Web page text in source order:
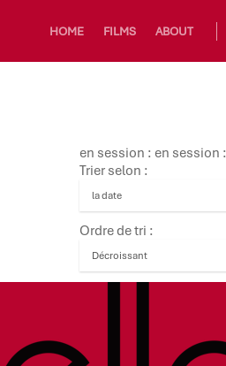
HOME FILMS ABOUT
en session : en session :
Trier selon :
Ordre de tri :